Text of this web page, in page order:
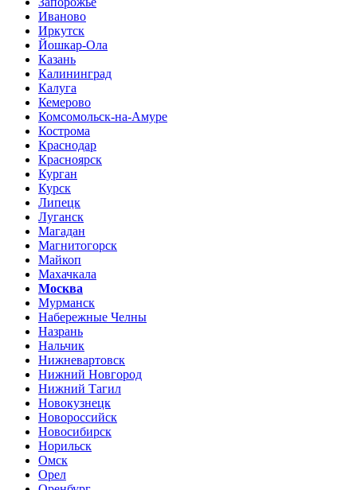
Иваново
Иркутск
Йошкар-Ола
Казань
Калининград
Калуга
Кемерово
Комсомольск-на-Амуре
Кострома
Краснодар
Красноярск
Курган
Курск
Липецк
Луганск
Магадан
Магнитогорск
Майкоп
Махачкала
Москва
Мурманск
Набережные Челны
Назрань
Нальчик
Нижневартовск
Нижний Новгород
Нижний Тагил
Новокузнецк
Новороссийск
Новосибирск
Норильск
Омск
Орел